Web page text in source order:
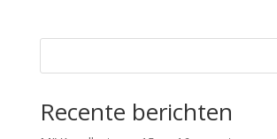
Recente berichten